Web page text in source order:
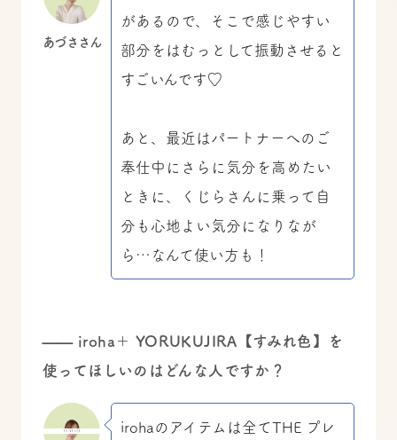
あづささん
があるので、そこで感じやすい
部分をはむっとして振動させると
すごいんです♡
あと、最近はパートナーへのご
奉仕中にさらに気分を高めたい
ときに、くじらさんに乗って自
分も心地よい気分になりなが
ら…なんて使い方も！
—— iroha＋ YORUKUJIRA【すみれ色】を
使ってほしいのはどんな人ですか？
irohaのアイテムは全てTHE プレ